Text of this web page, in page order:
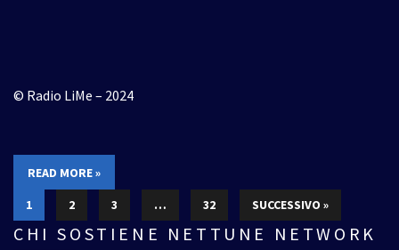
© Radio LiMe – 2024
READ MORE »
1
2 3 … 32 SUCCESSIVO »
CHI SOSTIENE NETTUNE NETWORK